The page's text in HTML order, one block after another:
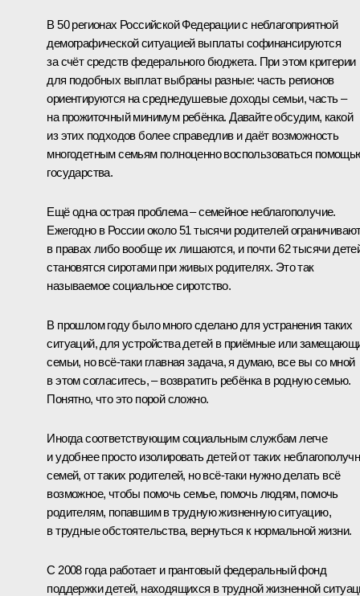
В 50 регионах Российской Федерации с неблагоприятной
демографической ситуацией выплаты софинансируются
за счёт средств федерального бюджета. При этом критерии
для подобных выплат выбраны разные: часть регионов
ориентируются на среднедушевые доходы семьи, часть –
на прожиточный минимум ребёнка. Давайте обсудим, какой
из этих подходов более справедлив и даёт возможность
многодетным семьям полноценно воспользоваться
государства.
Ещё одна острая проблема – семейное неблагополучие.
Ежегодно в России около 51 тысячи родителей
в правах либо вообще их лишаются, и почти 62 тысячи
становятся сиротами при живых родителях. Это так
называемое социальное сиротство.
В прошлом году было много сделано для устранения таких
ситуаций, для устройства детей в приёмные или
семьи, но всё‑таки главная задача, я думаю, все вы со мной
в этом согласитесь, – возвратить ребёнка в родную семью.
Понятно, что это порой сложно.
Иногда соответствующим социальным службам легче
и удобнее просто изолировать детей от таких
семей, от таких родителей, но всё‑таки нужно делать всё
возможное, чтобы помочь семье, помочь людям, помочь
родителям, попавшим в трудную жизненную ситуацию,
в трудные обстоятельства, вернуться к нормальной жизни.
С 2008 года работает и грантовый федеральный фонд
поддержки детей, находящихся в трудной жизненной